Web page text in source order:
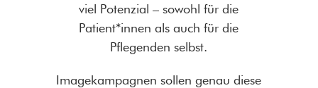
viel Potenzial – sowohl für die
Patient*innen als auch für die
Pflegenden selbst.
Imagekampagnen sollen genau diese